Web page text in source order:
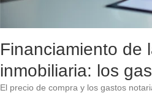
Financiamiento de
inmobiliaria: los
El precio de compra y los gastos